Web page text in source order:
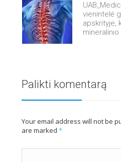
vienintelė
apskrityje,
Palikti komentarą
Your email address will not be
are marked*